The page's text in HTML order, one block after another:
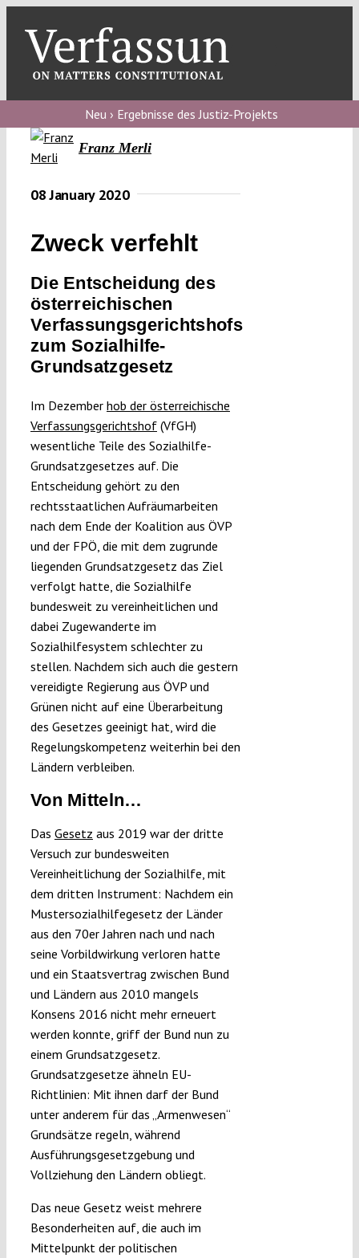
content
blog
Verfassungs
Verfassungs
editorial
About
Submissions
Funding
Projects
Neu › Ergebnisse des Justiz-Projekts
Franz Merli
08 January 2020
Zweck verfehlt
Die Entscheidung des
österreichischen
Verfassungsgerichtshofs
zum Sozialhilfe-
Grundsatzgesetz
Im Dezember hob der österreichische
Verfassungsgerichtshof(VfGH)
wesentliche Teile des Sozialhilfe-
Grundsatzgesetzes auf. Die
Entscheidung gehört zu den
rechtsstaatlichen Aufräumarbeiten
nach dem Ende der Koalition aus ÖVP
und der FPÖ, die mit dem zugrunde
liegenden Grundsatzgesetz das Ziel
verfolgt hatte, die Sozialhilfe
bundesweit zu vereinheitlichen und
dabei Zugewanderte im
Sozialhilfesystem schlechter zu
stellen. Nachdem sich auch die gestern
vereidigte Regierung aus ÖVP und
Grünen nicht auf eine Überarbeitung
des Gesetzes geeinigt hat, wird die
Regelungskompetenz weiterhin bei den
Ländern verbleiben.
Von Mitteln…
Das Gesetz aus 2019 war der dritte
Versuch zur bundesweiten
Vereinheitlichung der Sozialhilfe, mit
dem dritten Instrument: Nachdem ein
Mustersozialhilfegesetz der Länder
aus den 70er Jahren nach und nach
seine Vorbildwirkung verloren hatte
und ein Staatsvertrag zwischen Bund
und Ländern aus 2010 mangels
Konsens 2016 nicht mehr erneuert
werden konnte, griff der Bund nun zu
einem Grundsatzgesetz.
Grundsatzgesetze ähneln EU-
Richtlinien: Mit ihnen darf der Bund
unter anderem für das „Armenwesen“
Grundsätze regeln, während
Ausführungsgesetzgebung und
Vollziehung den Ländern obliegt.
Das neue Gesetz weist mehrere
Besonderheiten auf, die auch im
Mittelpunkt der politischen